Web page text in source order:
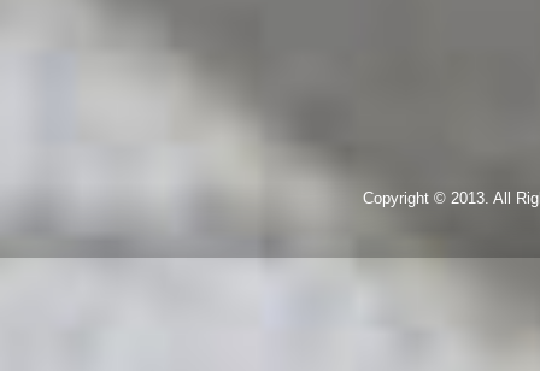
Copyright © 2013. All